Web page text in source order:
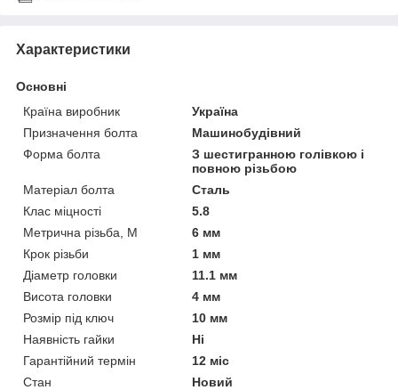
Характеристики
Основні
Країна виробник
Україна
Призначення болта
Машинобудівний
Форма болта
З шестигранною голівкою і
повною різьбою
Матеріал болта
Сталь
Клас міцності
5.8
Метрична різьба, М
6 мм
Крок різьби
1 мм
Діаметр головки
11.1 мм
Висота головки
4 мм
Розмір під ключ
10 мм
Наявність гайки
Ні
Гарантійний термін
12 міс
Стан
Новий